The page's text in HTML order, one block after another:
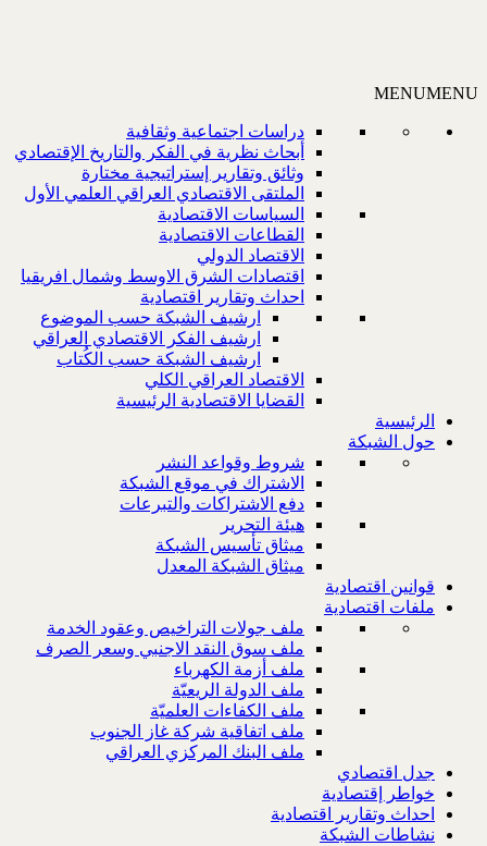
MENUMENU
دراسات اجتماعية وثقافية
أبحاث نظرية في الفكر والتاريخ الإقتصادي
وثائق وتقارير إستراتيجية مختارة
الملتقى الاقتصادي العراقي العلمي الأول
السياسات الاقتصادية
القطاعات الاقتصادية
الاقتصاد الدولي
اقتصادات الشرق الاوسط وشمال افريقيا
احداث وتقارير اقتصادية
ارشيف الشبكة حسب الموضوع
ارشيف الفكر الاقتصادي العراقي
ارشيف الشبكة حسب الكُتاب
الاقتصاد العراقي الكلي
القضايا الاقتصادية الرئيسية
الرئيسية
حول الشبكة
شروط وقواعد النشر
الاشتراك في موقع الشبكة
دفع الاشتراكات والتبرعات
هيئة التحرير
ميثاق تأسيس الشبكة
ميثاق الشبكة المعدل
قوانين اقتصادية
ملفات اقتصادية
ملف جولات التراخيص وعقود الخدمة
ملف سوق النقد الاجنبي وسعر الصرف
ملف أزمة الكهرباء
ملف الدولة الريعيّة
ملف الكفاءات العلميّة
ملف اتفاقية شركة غاز الجنوب
ملف البنك المركزي العراقي
جدل اقتصادي
خواطر إقتصادية
احداث وتقارير اقتصادية
نشاطات الشبكة